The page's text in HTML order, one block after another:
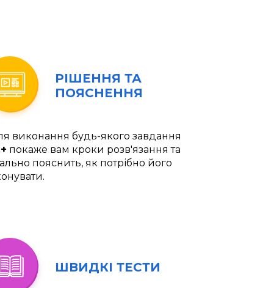
РІШЕННЯ ТА
ПОЯСНЕННЯ
виконання будь-якого завдання
покаже вам кроки розв'язання та
пояснить, як потрібно його
ШВИДКІ ТЕСТИ